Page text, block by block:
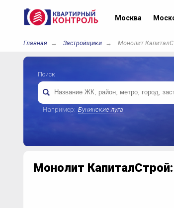
Москва
Главная Застройщики Монолит
Поиск
Например: Бунинские луга
Монолит